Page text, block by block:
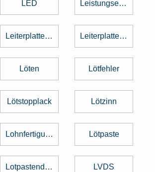
LED Leistungselektronik
Leiterplattenbestückung Leiterplattenentflechtung
Löten Lötfehler
Lötstopplack Lötzinn
Lohnfertigung Lötpaste
Lotpastendruck LVDS